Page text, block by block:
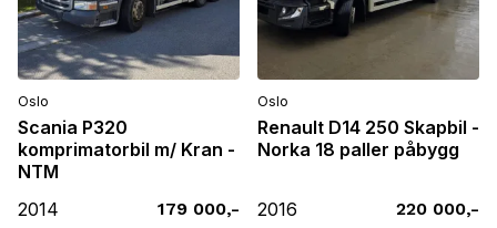
Oslo
Scania P320
komprimatorbil m/ Kran -
NTM
2014
179 000,-
Oslo
Renault D14 250 Skapbil -
Norka 18 paller påbygg
2016 220 000,-